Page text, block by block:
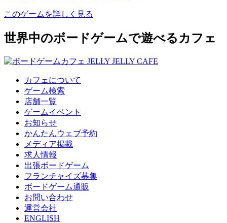
このゲームを詳しく見る
世界中のボードゲームで遊べるカフェ
カフェについて
ゲーム検索
店舗一覧
ゲームイベント
お知らせ
かんたんウェブ予約
メディア掲載
求人情報
出張ボードゲーム
フランチャイズ募集
ボードゲーム通販
お問い合わせ
運営会社
ENGLISH